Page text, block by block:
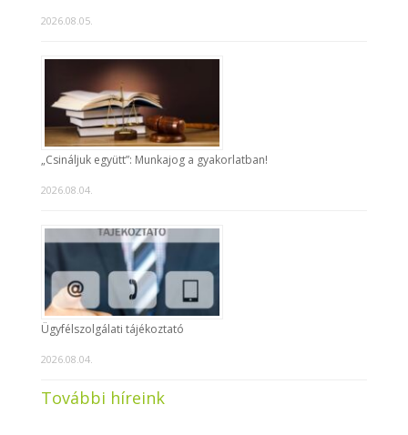
2026.08.05.
„Csináljuk együtt”: Munkajog a gyakorlatban!
2026.08.04.
Ügyfélszolgálati tájékoztató
2026.08.04.
További híreink